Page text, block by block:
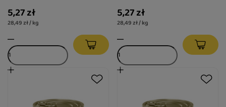
5,27 zł
28,49 zł / kg
5,27 zł
28,49 zł / kg